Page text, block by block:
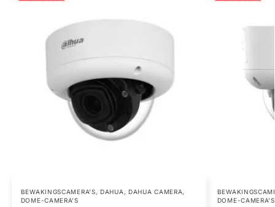
BEWAKINGSCAMERA'S, DAHUA , DAHUA CAMERA,
DOME-CAMERA’S
DOME-CAMERA’S